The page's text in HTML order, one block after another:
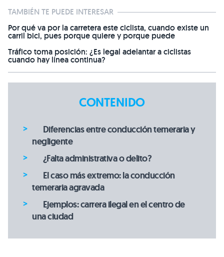
TAMBIÉN TE PUEDE INTERESAR
Por qué va por la carretera este ciclista, cuando existe un
carril bici, pues porque quiere y porque puede
Tráfico toma posición: ¿Es legal adelantar a ciclistas
cuando hay línea continua?
CONTENIDO
Diferencias entre conducción temeraria y
negligente
¿Falta administrativa o delito?
El caso más extremo: la conducción
temeraria agravada
Ejemplos: carrera ilegal en el centro de
una ciudad